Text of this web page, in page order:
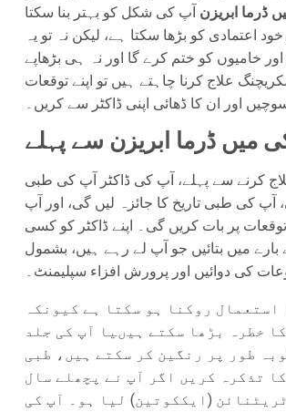
ڈرما ابریزن آپ کی شکل کو بہتر بنا سکتا
اعتمادی کو بڑھا سکتا ہے، لیکن نہ تو یہ
خامیوں کو ختم کرے گا اور نہ ہی بڑھاپے
علاج کرنا چاہتے ہیں تو اپنے توقعات
اور ان کا ڈھائی اپنی ڈاکٹر سے کریں۔
میں ڈرما ابریزن سے پہلے
کرنے سے پہلے، آپ کی ڈاکٹر آپ کی طبی
آپ کی طبی تاریخ کا جائزہ لیں گی، اور آپ
پر بات کریں گی۔ اپنے ڈاکٹر کو کسی
بارے میں بتائیں جو آپ لے رہے ہیں، بشمول
کی دوائیں اور پرورش افزاء سپلیمنٹ۔
استعمال روکنا ہو سکتا ہے کیونکہ
خطرہ بڑھا سکتے ہیںیا آپ کی جلد
طور پر رنگین کر سکتے ہیں، طبی
تذکرہ کریں اگر آپ نے پچھلے سال
(ایککوتین) لیا ہو۔ آپ کی